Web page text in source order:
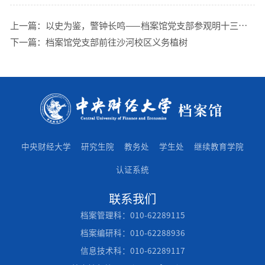
上一篇：
以史为鉴，警钟长鸣——档案馆党支部参观明十三陵、 “明镜昭廉”历史文化园
下一篇： 档案馆党支部前往沙河校区义务植树
中央财经大学 研究生院 教务处 学生处 继续教育学院
认证系统
联系我们
档案管理科：010-62289115
档案编研科：010-62288936
信息技术科：010-62289117